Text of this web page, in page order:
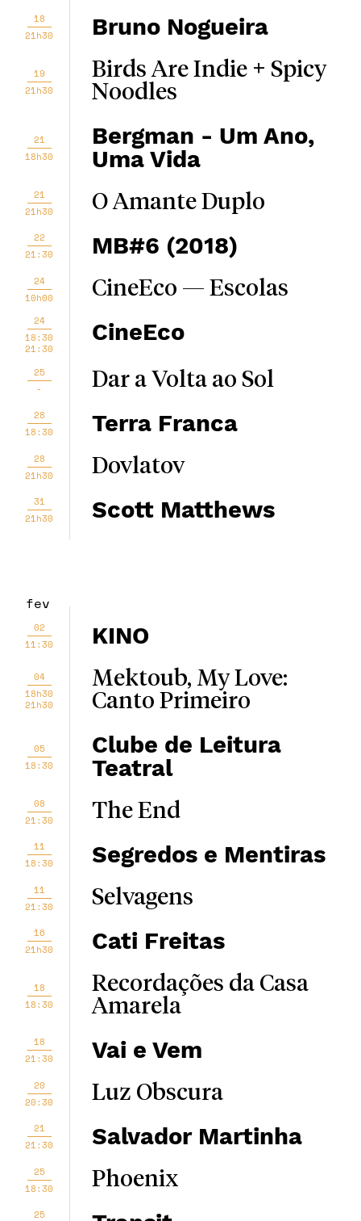
18
21h30
Bruno Nogueira
19
21h30
Birds Are Indie + Spicy
Noodles
21
18h30
Bergman - Um Ano,
Uma Vida
21
21h30
O Amante Duplo
22
21:30
MB#6 (2018)
24
10h00
CineEco — Escolas
24
18:30
21:30
CineEco
25
-
Dar a Volta ao Sol
28
18:30
Terra Franca
28
21h30
Dovlatov
31
21h30
Scott Matthews
fev
02
11:30
KINO
04
18h30
21h30
Mektoub, My Love:
Canto Primeiro
05
18:30
Clube de Leitura
Teatral
08
21:30
The End
11
18:30
Segredos e Mentiras
11
21:30
Selvagens
16
21h30
Cati Freitas
18
18:30
Recordações da Casa
Amarela
18
21:30
Vai e Vem
20
20:30
Luz Obscura
21
21:30
Salvador Martinha
25
18:30
Phoenix
25